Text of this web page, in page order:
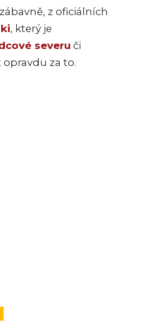
z oficiálních
, který je
severu či
za to.